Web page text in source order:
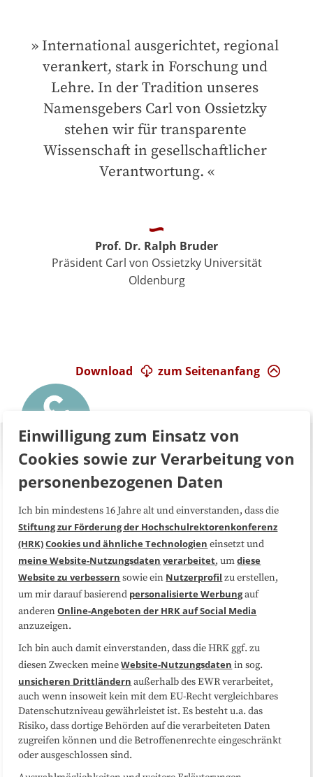
International ausgerichtet, regional
verankert, stark in Forschung und
Lehre. In der Tradition unseres
Namensgebers Carl von Ossietzky
stehen wir für transparente
Wissenschaft in gesellschaftlicher
Verantwortung.
Prof. Dr. Ralph Bruder
Präsident Carl von Ossietzky Universität
Oldenburg
zum Seitenanfang
Download
Über uns FAQ
Medienarbeit Kooperationen
Datenschutzerklärung Impressum
Sitemap
Folgen Sie uns
Einwilligung zum Einsatz von
Cookies sowie zur Verarbeitung von
personenbezogenen Daten
Ich bin mindestens 16 Jahre alt und einverstanden, dass die
Stiftung zur Förderung der Hochschulrektorenkonferenz
(HRK)Cookies und ähnliche Technologien einsetzt und
meine Website-Nutzungsdaten verarbeitet, umdiese
Website zu verbessern sowie ein Nutzerprofil zu erstellen,
um mir darauf basierend personalisierte Werbungauf
anderenOnline-Angeboten der HRK auf Social Media
anzuzeigen.
Ich bin auch damit einverstanden, dass die HRK ggf. zu
diesen Zwecken meineWebsite-Nutzungsdaten in sog.
unsicheren Drittländern außerhalb des EWR verarbeitet,
auch wenn insoweit kein mit dem EU-Recht vergleichbares
Datenschutzniveau gewährleistet ist. Es besteht u.a. das
Risiko, dass dortige Behörden auf die verarbeiteten Daten
zugreifen können und die Betroffenenrechte eingeschränkt
oder ausgeschlossen sind.